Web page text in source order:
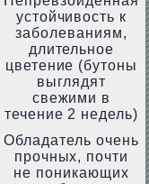
устойчивость к
заболеваниям,
длительное
цветение (бутоны
выглядят
свежими в
течение 2 недель)
Обладатель очень
прочных, почти
не поникающих